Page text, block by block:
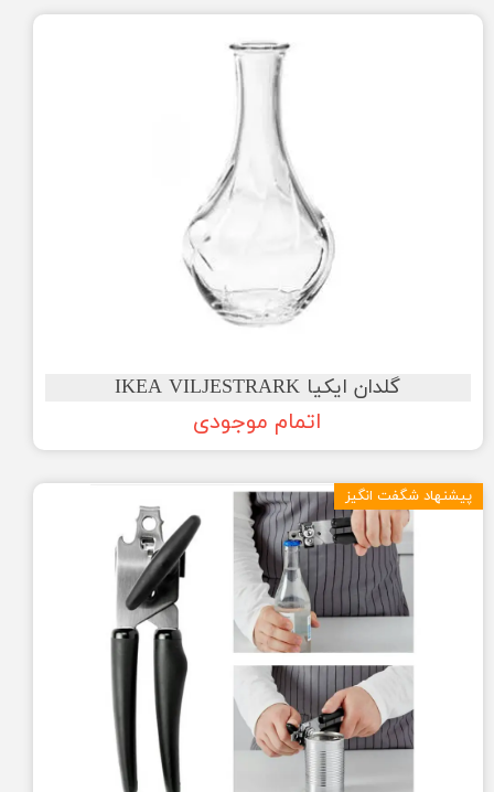
گلدان ایکیا IKEA VILJESTRARK
اتمام موجودی
پیشنهاد شگفت انگیز